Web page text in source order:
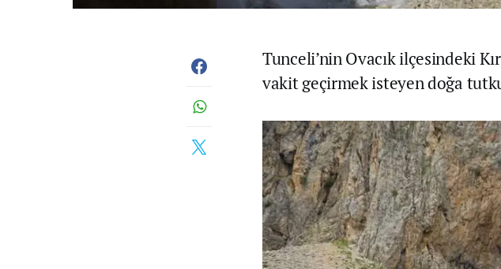
Tunceli’nin Ovacık ilçesindeki
vakit geçirmek isteyen doğa